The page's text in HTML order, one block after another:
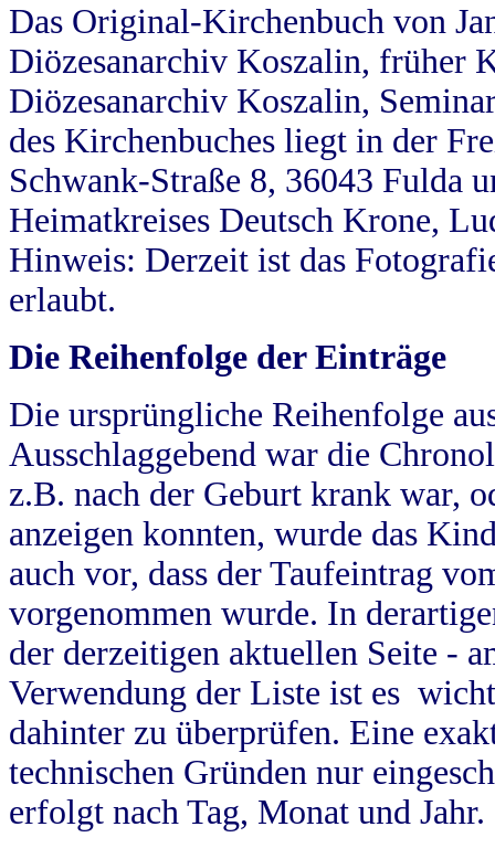
Das Original-Kirchenbuch von
Diözesanarchiv Koszalin, früher
Diözesanarchiv Koszalin,
des Kirchenbuches liegt in der
Schwank-Straße 8, 36043 Fulda
Heimatkreises Deutsch Krone,
Hinweis: Derzeit ist das
erlaubt.
Die Reihenfolge der Einträge
Die ursprüngliche Reihenfolge
Ausschlaggebend war die
z.B. nach der Geburt krank war,
anzeigen konnten, wurde das
auch vor, dass der Taufeintrag
vorgenommen wurde. In
der derzeitigen aktuellen Seite -
Verwendung der Liste ist es
dahinter zu überprüfen. Eine
technischen Gründen nur
erfolgt nach Tag, Monat und Jahr.